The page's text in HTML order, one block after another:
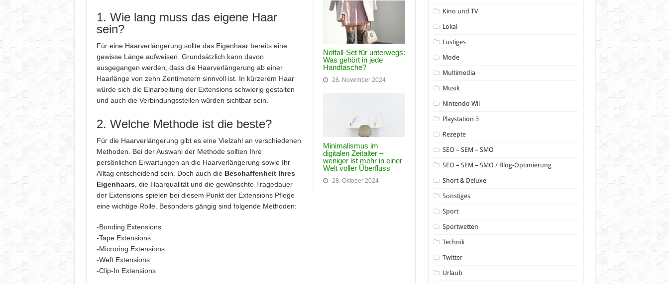
Notfall-Set für unterwegs:
Was gehört in jede
Handtasche?
28. November 2024
Minimalismus im
digitalen Zeitalter –
weniger ist mehr in einer
Welt voller Überfluss
28. Oktober 2024
1. Wie lang muss das eigene Haar
sein?
Für eine Haarverlängerung sollte das Eigenhaar bereits eine
gewisse Länge aufweisen. Grundsätzlich kann davon
ausgegangen werden, dass die Haarverlängerung ab einer
Haarlänge von zehn Zentimetern sinnvoll ist. In kürzerem Haar
würde sich die Einarbeitung der Extensions schwierig gestalten
und auch die Verbindungsstellen würden sichtbar sein.
2. Welche Methode ist die beste?
Für die Haarverlängerung gibt es eine Vielzahl an verschiedenen
Methoden. Bei der Auswahl der Methode sollten Ihre
persönlichen Erwartungen an die Haarverlängerung sowie Ihr
Alltag entscheidend sein. Doch auch die Beschaffenheit Ihres
Eigenhaars , die Haarqualität und die gewünschte Tragedauer
der Extensions spielen bei diesem Punkt der Extensions Pflege
eine wichtige Rolle. Besonders gängig sind folgende Methoden:
-Bonding Extensions
-Tape Extensions
-Microring Extensions
-Weft Extensions
-Clip-In Extensions
Kino und TV
Lokal
Lustiges
Mode
Multimedia
Musik
Nintendo Wii
Playstation 3
Rezepte
SEO – SEM – SMO
SEO – SEM – SMO / Blog-Optimierung
Short & Deluxe
Sonstiges
Sport
Sportwetten
Technik
Twitter
Urlaub